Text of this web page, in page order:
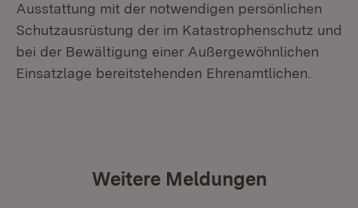
Ausstattung mit der notwendigen persönlichen
Schutzausrüstung der im Katastrophenschutz und
bei der Bewältigung einer Außergewöhnlichen
Einsatzlage bereitstehenden Ehrenamtlichen.
Weitere Meldungen